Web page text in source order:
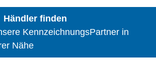
Händler finden
KennzeichnungsPartner in
Nähe